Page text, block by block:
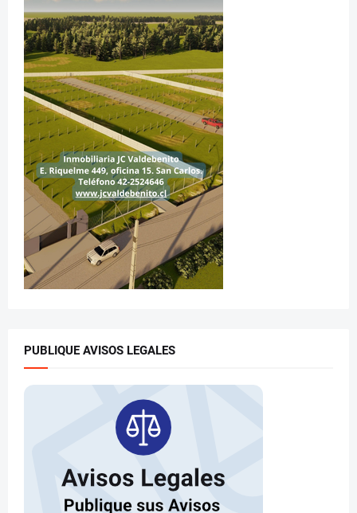
PUBLIQUE AVISOS LEGALES